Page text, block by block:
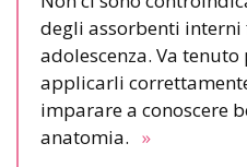
degli assorbenti
adolescenza. Va
applicarli
imparare a conoscere
anatomia. »